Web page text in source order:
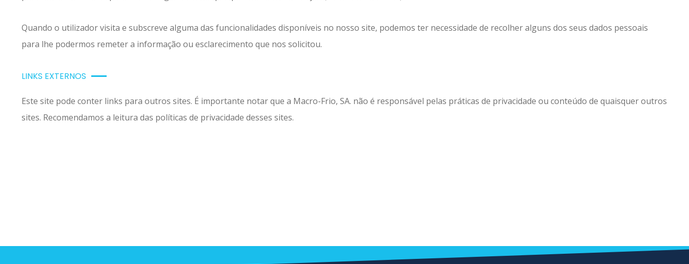
Quando o utilizador visita e subscreve alguma das funcionalidades disponíveis no nosso site, podemos ter necessidade de recolher alguns dos seus dados pessoais
para lhe podermos remeter a informação ou esclarecimento que nos solicitou.
LINKS EXTERNOS
Este site pode conter links para outros sites. É importante notar que a Macro-Frio, SA. não é responsável pelas práticas de privacidade ou conteúdo de quaisquer outros
sites. Recomendamos a leitura das políticas de privacidade desses sites.